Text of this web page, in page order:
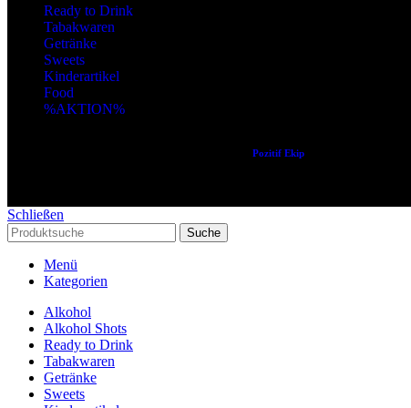
Ready to Drink
Tabakwaren
Getränke
Sweets
Kinderartikel
Food
%AKTION%
Pozitif Ekip
Schließen
Suche
Menü
Kategorien
Alkohol
Alkohol Shots
Ready to Drink
Tabakwaren
Getränke
Sweets